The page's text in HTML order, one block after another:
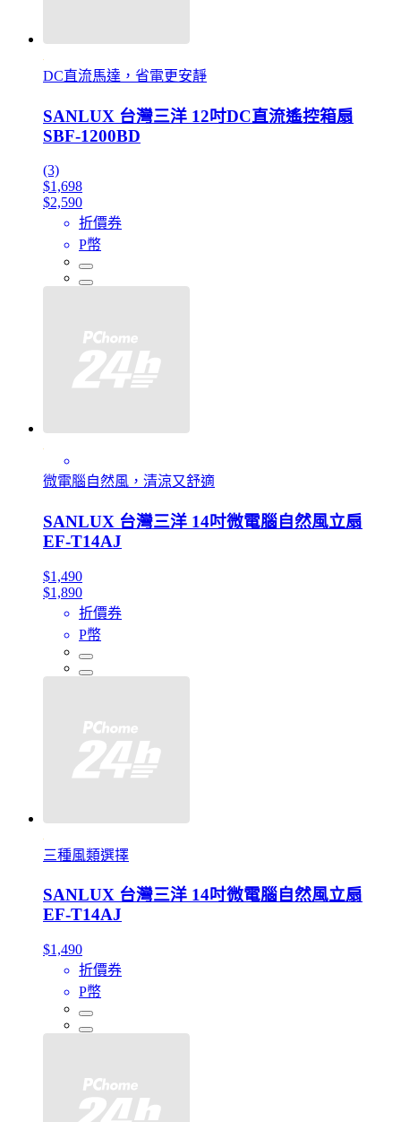
DC直流馬達，省電更安靜
SANLUX 台灣三洋 12吋DC直流遙控箱扇
SBF-1200BD
(3)
$1,698
$2,590
折價券
P幣
微電腦自然風，清涼又舒適
SANLUX 台灣三洋 14吋微電腦自然風立扇
EF-T14AJ
$1,490
$1,890
折價券
P幣
三種風類選擇
SANLUX 台灣三洋 14吋微電腦自然風立扇
EF-T14AJ
$1,490
折價券
P幣